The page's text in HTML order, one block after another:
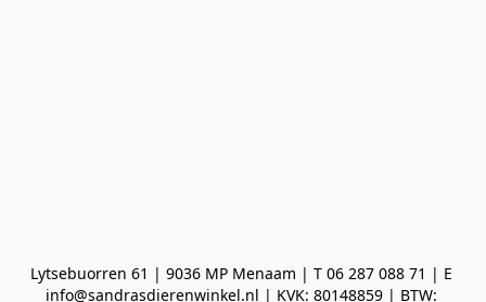
Lytsebuorren 61 | 9036 MP Menaam | T 06 287 088 71 | E
info@sandrasdierenwinkel.nl | KVK: 80148859 | BTW: